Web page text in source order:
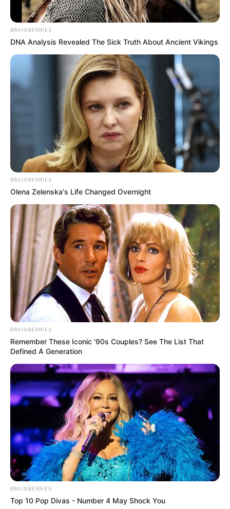
BRAINBERRIES
DNA Analysis Revealed The Sick Truth About Ancient Vikings
BRAINBERRIES
Olena Zelenska's Life Changed Overnight
BRAINBERRIES
Remember These Iconic '90s Couples? See The List That
Defined A Generation
BRAINBERRIES
Top 10 Pop Divas - Number 4 May Shock You